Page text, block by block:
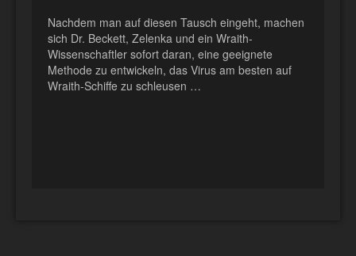
Nachdem man auf diesen Tausch eingeht, machen
sich Dr. Beckett, Zelenka und ein Wraith-
Wissenschaftler sofort daran, eine geeignete
Methode zu entwickeln, das Virus am besten auf
Wraith-Schiffe zu schleusen …